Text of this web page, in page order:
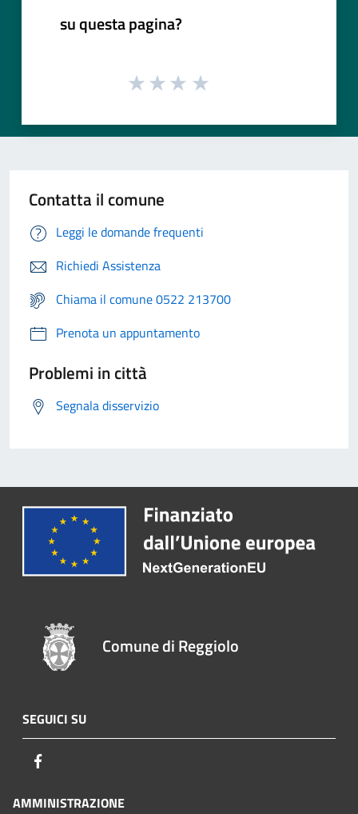
su questa pagina?
Contatta il comune
Leggi le domande frequenti
Richiedi Assistenza
Chiama il comune 0522 213700
Prenota un appuntamento
Problemi in città
Segnala disservizio
Comune di Reggiolo
SEGUICI SU
AMMINISTRAZIONE